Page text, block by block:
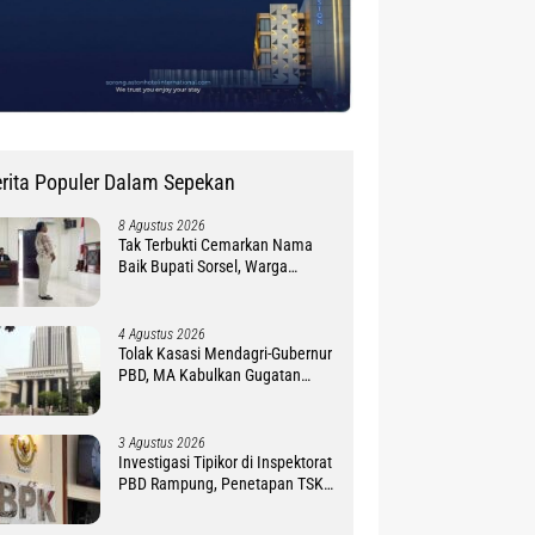
Populer Dalam Sepekan
8 Agustus 2026
Tak Terbukti Cemarkan Nama
Baik Bupati Sorsel, Warga
4 Agustus 2026
Tolak Kasasi Mendagri-Gubernur
PBD, MA Kabulkan Gugatan
3 Agustus 2026
Investigasi Tipikor di Inspektorat
PBD Rampung, Penetapan TSK